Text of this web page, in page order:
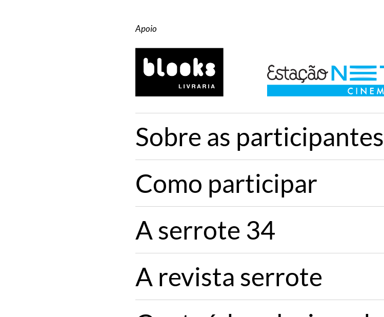
Apoio
Sobre as participantes
Como participar
A serrote 34
A revista serrote